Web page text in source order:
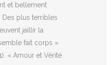
et bellement
Des plus terribles
jaillir la
fait corps »
« Amour et Vérité